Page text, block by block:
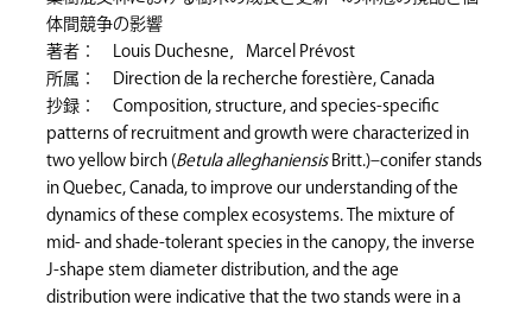
体間競争の影響
著者： Louis Duchesne，Marcel Prévost
所属： Direction de la recherche forestière, Canada
抄録： Composition, structure, and species-specific
patterns of recruitment and growth were characterized in
two yellow birch (Betula alleghaniensisBritt.)–conifer stands
in Quebec, Canada, to improve our understanding of the
dynamics of these complex ecosystems. The mixture of
mid- and shade-tolerant species in the canopy, the inverse
J-shape stem diameter distribution, and the age
distribution were indicative that the two stands were in a